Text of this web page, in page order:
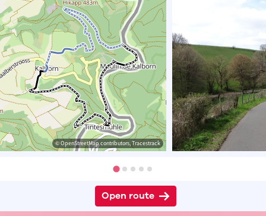
© OpenStreetMap contributors, Tracestrack
Open route